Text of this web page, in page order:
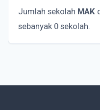
Jumlah sekolah MAK
sebanyak 0 sekolah.